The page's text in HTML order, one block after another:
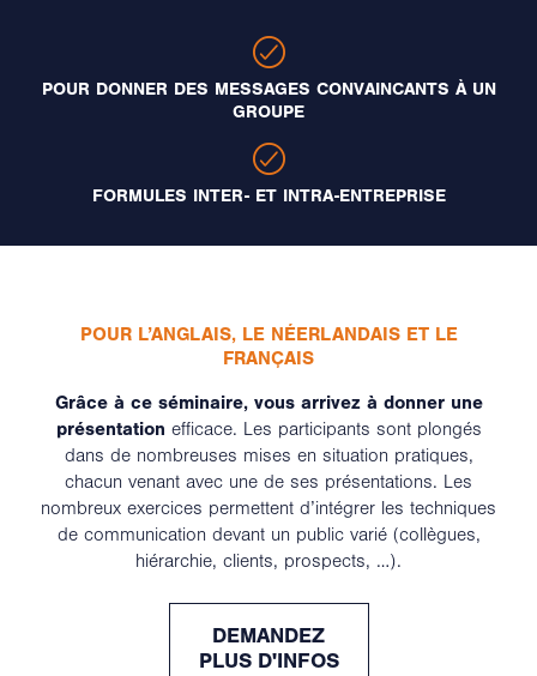
POUR DONNER DES MESSAGES CONVAINCANTS À UN
GROUPE
FORMULES INTER- ET INTRA-ENTREPRISE
POUR L’ANGLAIS, LE NÉERLANDAIS ET LE
FRANÇAIS
Grâce à ce séminaire, vous arrivez à donner une
présentation efficace. Les participants sont plongés
dans de nombreuses mises en situation pratiques,
chacun venant avec une de ses présentations. Les
nombreux exercices permettent d’intégrer les techniques
de communication devant un public varié (collègues,
hiérarchie, clients, prospects, …).
DEMANDEZ
PLUS D'INFOS